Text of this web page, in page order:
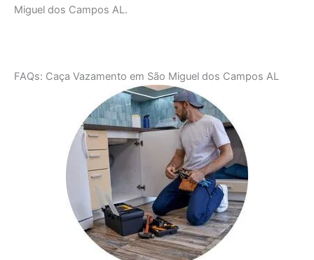
Miguel dos Campos AL.
FAQs: Caça Vazamento em São Miguel dos Campos AL